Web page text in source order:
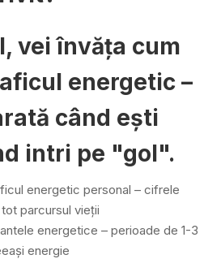
vei învăța cum
energetic –
când ești
intri pe "gol".
energetic personal – cifrele
parcursul vieții
energetice – perioade de 1-3
energie